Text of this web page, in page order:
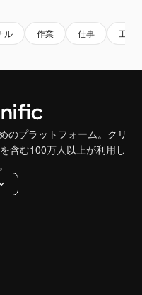
ル 作業 仕事 工事
のプラットフォーム。クリ
含む100万人以上が利用し